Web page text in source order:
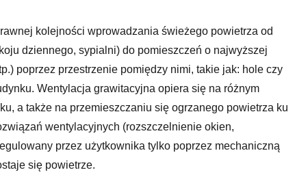
kolejności wprowadzania świeżego powietrza od
dziennego, sypialni) do pomieszczeń o najwyższej
poprzez przestrzenie pomiędzy nimi, takie jak: hole czy
Wentylacja grawitacyjna opiera się na różnym
a także na przemieszczaniu się ogrzanego powietrza ku
wentylacyjnych (rozszczelnienie okien,
przez użytkownika tylko poprzez mechaniczną
się powietrze.